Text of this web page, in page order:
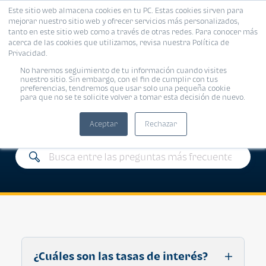
Este sitio web almacena cookies en tu PC. Estas cookies sirven para
mejorar nuestro sitio web y ofrecer servicios más personalizados,
tanto en este sitio web como a través de otras redes. Para conocer más
acerca de las cookies que utilizamos, revisa nuestra Política de
Privacidad.
No haremos seguimiento de tu información cuando visites
nuestro sitio. Sin embargo, con el fin de cumplir con tus
preferencias, tendremos que usar solo una pequeña cookie
para que no se te solicite volver a tomar esta decisión de nuevo.
Aceptar Rechazar
Preguntas
frecuentes
¿Cuáles son las tasas de interés?